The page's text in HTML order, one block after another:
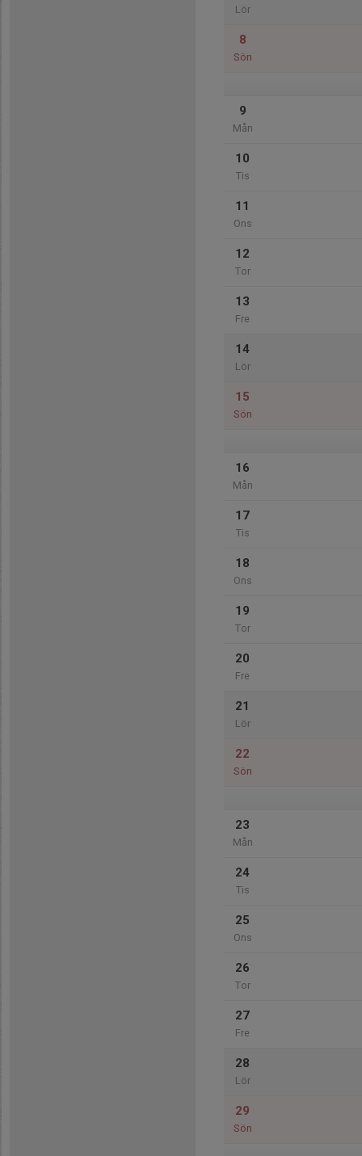
Lör
8
Sön
9
Mån
10
Tis
11
Ons
12
Tor
13
Fre
14
Lör
15
Sön
16
Mån
17
Tis
18
Ons
19
Tor
20
Fre
21
Lör
22
Sön
23
Mån
24
Tis
25
Ons
26
Tor
27
Fre
28
Lör
29
Sön